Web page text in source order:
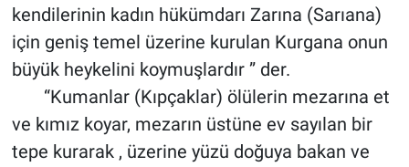
kendilerinin kadın hükümdarı Zarına (Sarıana)
için geniş temel üzerine kurulan Kurgana onun
büyük heykelini koymuşlardır ” der.
“Kumanlar (Kıpçaklar) ölülerin mezarına et
ve kımız koyar, mezarın üstüne ev sayılan bir
tepe kurarak , üzerine yüzü doğuya bakan ve